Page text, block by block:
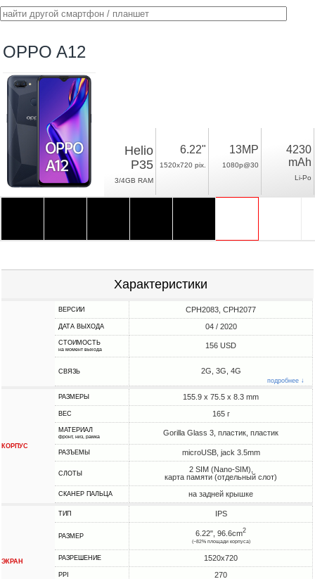
OPPO A12
Helio
P35
3/4GB RAM
6.22"
1520x720 pix.
13MP
1080p@30
4230
mAh
Li-Po
Характеристики
ВЕРСИИ CPH2083, CPH2077
ДАТА ВЫХОДА 04 / 2020
СТОИМОСТЬ
на момент выхода 156 USD
СВЯЗЬ 2G, 3G, 4G
подробнее ↓
КОРПУС
РАЗМЕРЫ 155.9 x 75.5 x 8.3 mm
ВЕС 165 г
МАТЕРИАЛ
фронт, низ, рамка Gorilla Glass 3, пластик, пластик
РАЗЪЕМЫ microUSB, jack 3.5mm
СЛОТЫ
2 SIM (Nano-SIM),
карта памяти (отдельный слот)
СКАНЕР ПАЛЬЦА на задней крышке
ЭКРАН
ТИП IPS
РАЗМЕР 6.22", 96.6cm2
(~82% площади корпуса)
РАЗРЕШЕНИЕ 1520x720
PPI 270